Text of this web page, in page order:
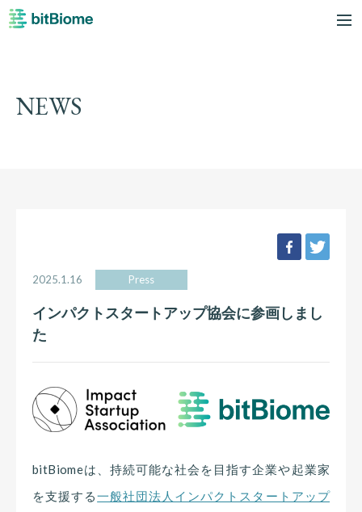
NEWS
facebook
2025.1.16 Press
インパクトスタートアップ協会に参画しまし
た
bitBiomeは、持続可能な社会を目指す企業や起業家
を支援する一般社団法人インパクトスタートアップ